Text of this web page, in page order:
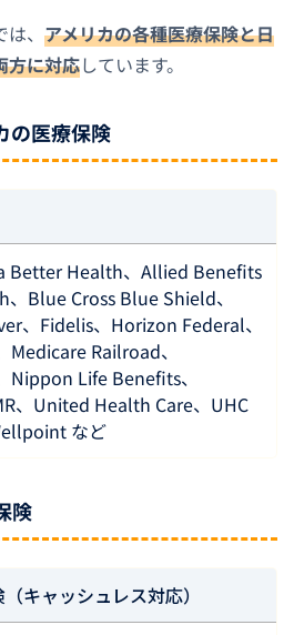
、 アメリカの各種医療保険と日
方に対応しています。
の医療保険
Better Health、Allied Benefits
Blue Cross Blue Shield、
、Fidelis、Horizon Federal、
Railroad、
Life Benefits、
、United Health Care、UHC
など
険
キャッシュレス対応）